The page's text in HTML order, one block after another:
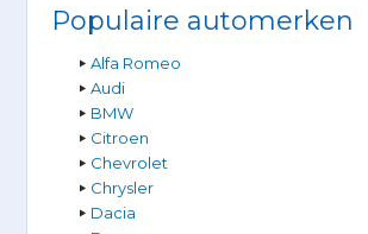
Populaire automerken
Alfa Romeo
Audi
BMW
Citroen
Chevrolet
Chrysler
Dacia